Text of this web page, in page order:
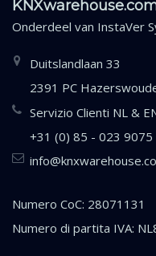
Onderdeel van InstaVer
Duitslandlaan 33
2391 PC
Servizio Clienti NL &
+31 (0) 85 - 023 9075
Numero CoC: 28071131
Numero di partita IVA: